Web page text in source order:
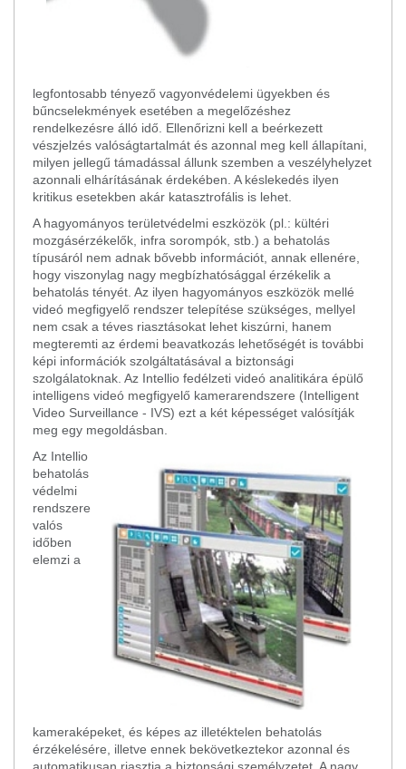
legfontosabb tényező vagyonvédelemi ügyekben és
bűncselekmények esetében a megelőzéshez
rendelkezésre álló idő. Ellenőrizni kell a beérkezett
vészjelzés valóságtartalmát és azonnal meg kell állapítani,
milyen jellegű támadással állunk szemben a veszélyhelyzet
azonnali elhárításának érdekében. A késlekedés ilyen
kritikus esetekben akár katasztrofális is lehet.
A hagyományos területvédelmi eszközök (pl.: kültéri
mozgásérzékelők, infra sorompók, stb.) a behatolás
típusáról nem adnak bővebb információt, annak ellenére,
hogy viszonylag nagy megbízhatósággal érzékelik a
behatolás tényét. Az ilyen hagyományos eszközök mellé
videó megfigyelő rendszer telepítése szükséges, mellyel
nem csak a téves riasztásokat lehet kiszúrni, hanem
megteremti az érdemi beavatkozás lehetőségét is további
képi információk szolgáltatásával a biztonsági
szolgálatoknak. Az Intellio fedélzeti videó analitikára épülő
intelligens videó megfigyelő kamerarendszere (Intelligent
Video Surveillance - IVS) ezt a két képességet valósítják
meg egy megoldásban.
Az Intellio
behatolás
védelmi
rendszere
valós
időben
elemzi a
kameraképeket, és képes az illetéktelen behatolás
érzékelésére, illetve ennek bekövetkeztekor azonnal és
automatikusan riasztja a biztonsági személyzetet. A nagy